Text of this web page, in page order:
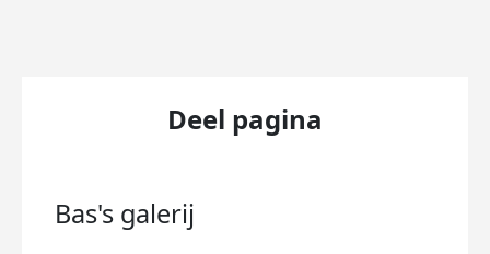
Deel pagina
Bas's galerij